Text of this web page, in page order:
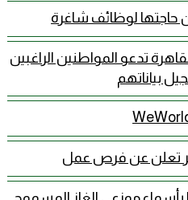
تدعو المواطنين الراغبين
بياناتهم
تعلن عن فرص عمل